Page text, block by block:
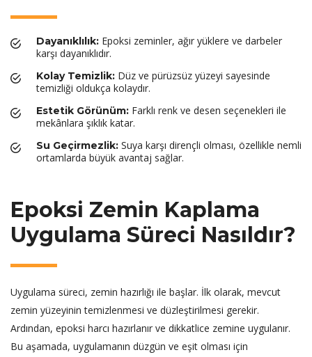
Dayanıklılık: Epoksi zeminler, ağır yüklere ve darbeler
karşı dayanıklıdır.
Kolay Temizlik: Düz ve pürüzsüz yüzeyi sayesinde
temizliği oldukça kolaydır.
Estetik Görünüm: Farklı renk ve desen seçenekleri ile
mekânlara şıklık katar.
Su Geçirmezlik: Suya karşı dirençli olması, özellikle nemli
ortamlarda büyük avantaj sağlar.
Epoksi Zemin Kaplama
Uygulama Süreci Nasıldır?
Uygulama süreci, zemin hazırlığı ile başlar. İlk olarak, mevcut
zemin yüzeyinin temizlenmesi ve düzleştirilmesi gerekir.
Ardından, epoksi harcı hazırlanır ve dikkatlice zemine uygulanır.
Bu aşamada, uygulamanın düzgün ve eşit olması için